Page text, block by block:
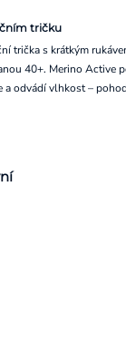
tričku
trička s krátkým
40+. Merino Active
a odvádí vlhkost –